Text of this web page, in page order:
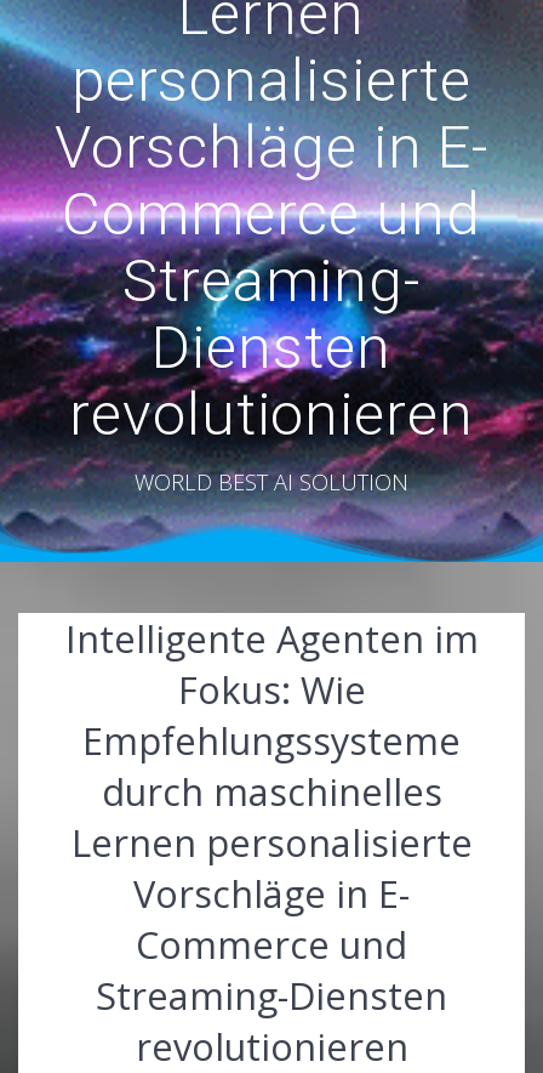
personalisierte
Vorschläge in E-
Commerce und
Streaming-
Diensten
revolutionieren
WORLD BEST AI SOLUTION
Intelligente Agenten im
Fokus: Wie
Empfehlungssysteme
durch maschinelles
Lernen personalisierte
Vorschläge in E-
Commerce und
Streaming-Diensten
revolutionieren